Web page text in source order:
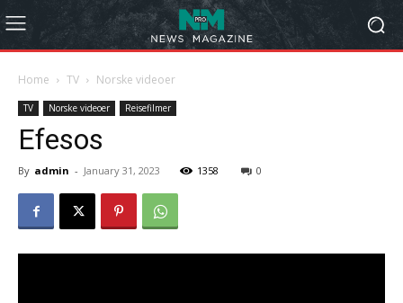
Home TV Norske videoer
TV Norske videoer Reisefilmer
Efesos
By admin - January 31, 2023 1358 0